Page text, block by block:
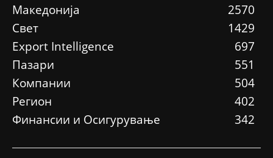
Македонија
2570
Свет
1429
Еxport Intelligence
697
Пазари
551
Компании
504
Регион
402
Финансии и Осигурување
342